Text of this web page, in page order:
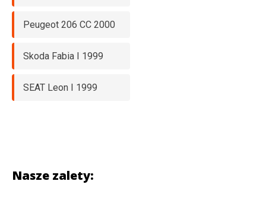
Peugeot 206 CC 2000
Skoda Fabia I 1999
SEAT Leon I 1999
Nasze zalety: